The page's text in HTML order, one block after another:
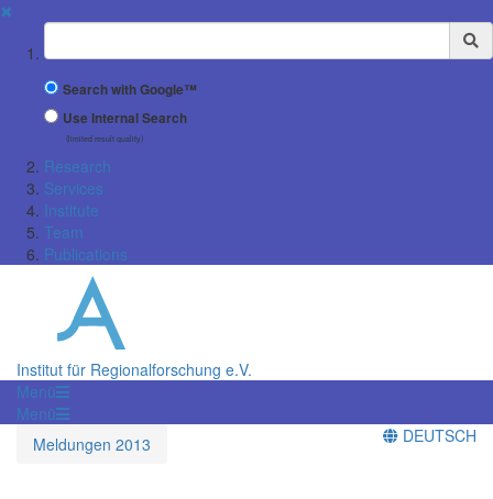
✖
Suchbegriff
Search with Google™
Use Internal Search
(limited result quality)
Research
Services
Institute
Team
Publications
Institut für Regionalforschung e.V.
Menü
Menü
Meldungen 2013
DEUTSCH